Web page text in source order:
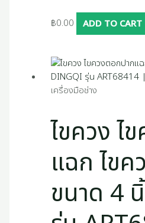
฿0.00 ADD TO CART
เครื่องมือช่าง
ไขควง ไ
แฉก ไข
ขนาด 4